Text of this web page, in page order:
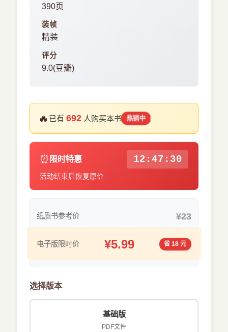
390页
装帧
精装
评分
9.0(豆瓣)
🔥 已有692 人购买本书 热销中
⏰ 限时特惠 12:47:29
活动结束后恢复原价
纸质书参考价 ¥23
电子版限时价 ¥5.99 省 18 元
选择版本
基础版
PDF文件